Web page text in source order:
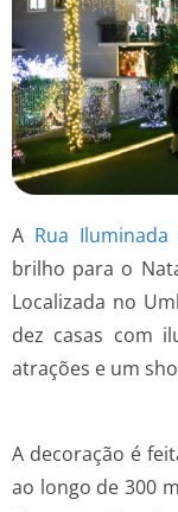
A Rua
brilho para o
Localizada no
dez casas com
atrações e um
A decoração é
ao longo de 300